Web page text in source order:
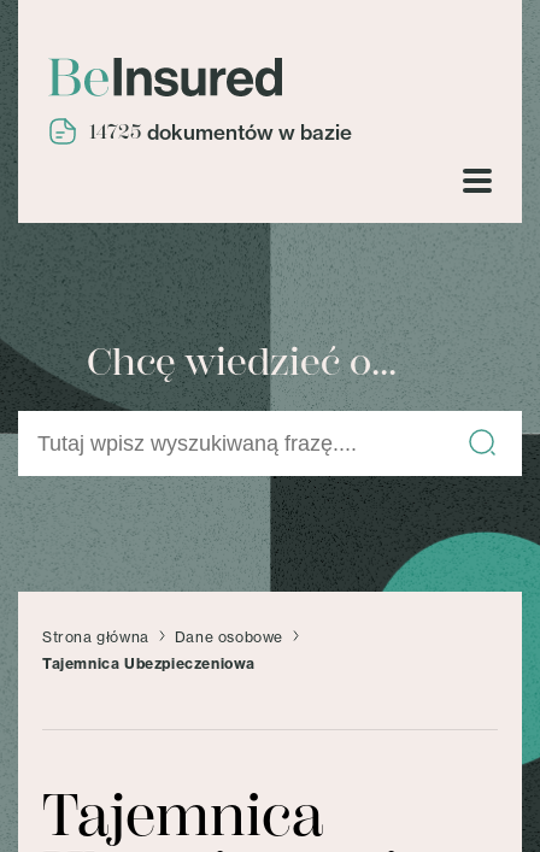
14725 dokumentów w bazie
Chcę wiedzieć o...
Strona główna
Dane osobowe
Tajemnica Ubezpieczeniowa
Tajemnica